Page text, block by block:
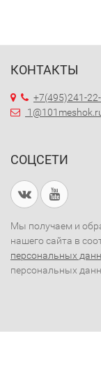
КОНТАКТЫ
+7(495)241-
СОЦСЕТИ
Мы получаем и
нашего сайта в
персональных
персональных